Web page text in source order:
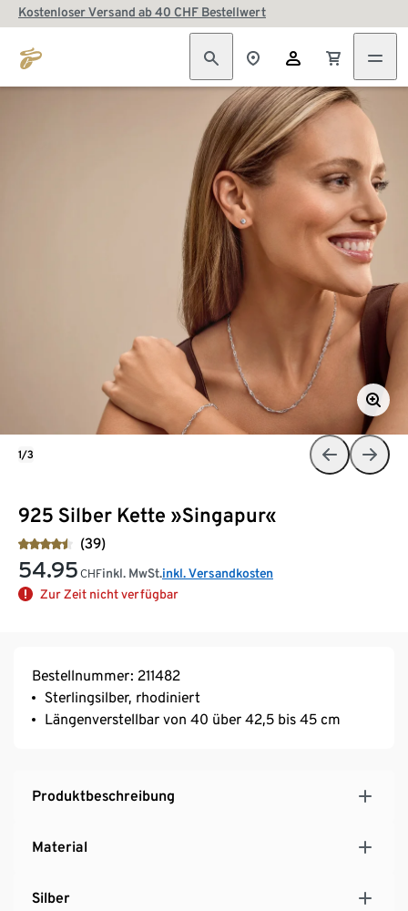
Kostenloser Versand ab 40 CHF Bestellwert
925 Silber Kette »Singapur«
(39)
54.95 CHFinkl. MwSt.inkl. Versandkosten
Zur Zeit nicht verfügbar
1/3
Bestellnummer: 211482
Sterlingsilber, rhodiniert
Längenverstellbar von 40 über 42,5 bis 45 cm
Produktbeschreibung
Material
Silber